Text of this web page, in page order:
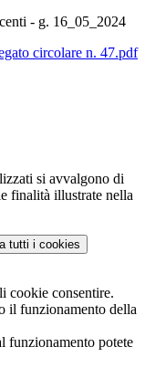
- g. 16_05_2024
circolare n. 47.pdf
si avvalgono di
finalità illustrate nella
tutti i cookies
cookie consentire.
il funzionamento della
funzionamento potete